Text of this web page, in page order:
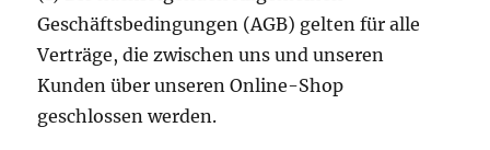
Geschäftsbedingungen (AGB) gelten für alle
Verträge, die zwischen uns und unseren
Kunden über unseren Online-Shop
geschlossen werden.